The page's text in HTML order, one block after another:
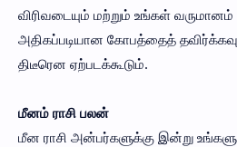
விரிவடையும் மற்றும் உங்கள் வருமானம்
அதிகப்படியான கோபத்தைத்
திடீரென ஏற்படக்கூடும்.
மீனம் ராசி பலன்
மீன ராசி அன்பர்களுக்கு இன்று